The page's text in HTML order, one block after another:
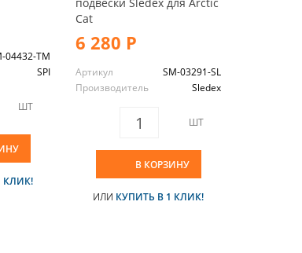
04432-TM
SPI
ШТ
КЛИК!
подвески Sledex для Arctic
Cat
6 280 Р
Артикул
SM-03291-SL
Производитель
Sledex
ШТ
В КОРЗИНУ
ИЛИ КУПИТЬ В 1 КЛИК!